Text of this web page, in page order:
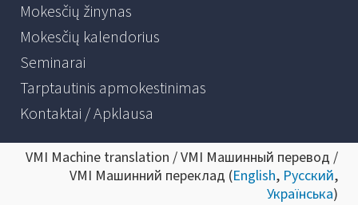
Mokesčių žinynas
Mokesčių kalendorius
Seminarai
Tarptautinis apmokestinimas
Kontaktai / Apklausa
VMI Machine translation / VMI Машинный перевод /
VMI Машинний переклад (English, Русский,
Українська)